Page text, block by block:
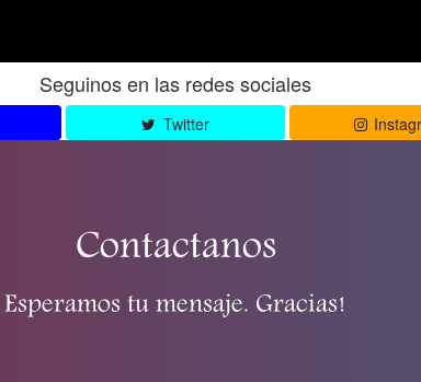
Seguinos en las redes sociales
Twitter
Contactanos
Esperamos tu mensaje. Gracias!